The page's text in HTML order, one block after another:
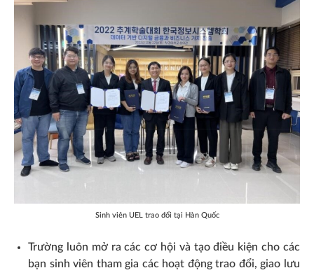
Sinh viên UEL trao đổi tại Hàn Quốc
Trường luôn mở ra các cơ hội và tạo điều kiện cho các
bạn sinh viên tham gia các hoạt động trao đổi, giao lưu